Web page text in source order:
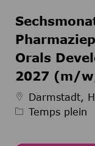
Orals
2027 (m/
Darmstadt,
Type d’emploi
Temps plein